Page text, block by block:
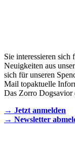
Sie interessieren sich
Neuigkeiten aus
sich für unseren
Mail topaktuelle
Das Zorro Dogsavior
→ Jetzt anmelden
→ Newsletter